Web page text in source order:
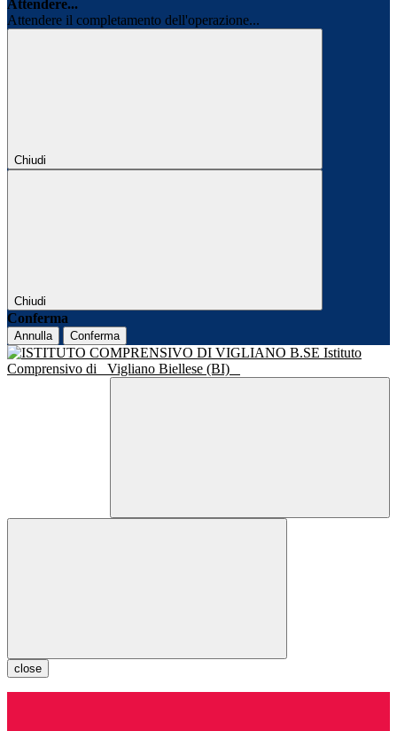
Attendere...
Attendere il completamento dell'operazione...
Chiudi
Chiudi
Conferma
Annulla Conferma
Istituto
Comprensivo di
Vigliano Biellese (BI)
close